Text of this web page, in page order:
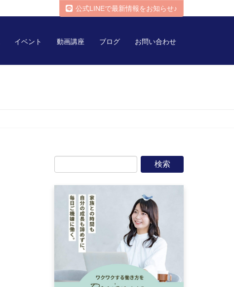
公式LINEで最新情報をお知らせ♪
イベント 動画講座 ブログ お問い合わせ